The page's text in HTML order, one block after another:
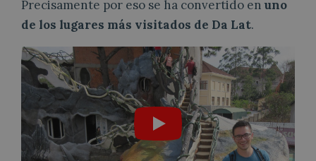
Precisamente por eso se ha convertido en uno
de los lugares más visitados de Da Lat.